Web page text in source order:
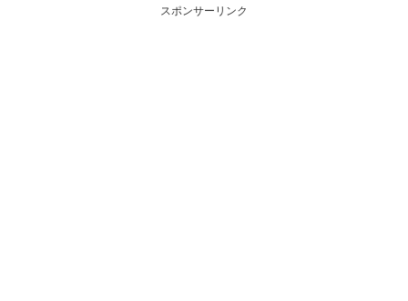
スポンサーリンク